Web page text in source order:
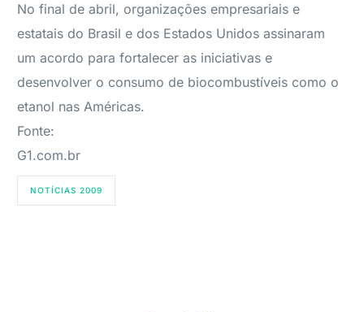
No final de abril, organizações empresariais e
estatais do Brasil e dos Estados Unidos assinaram
um acordo para fortalecer as iniciativas e
desenvolver o consumo de biocombustíveis como o
etanol nas Américas.
Fonte:
G1.com.br
NOTÍCIAS 2009